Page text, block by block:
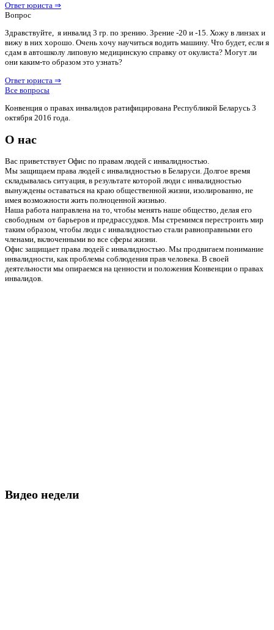
Ответ юриста ⇒
Вопрос
Здравствуйте, я инвалид 3 гр. по зрению. Зрение -20 и -15. Хожу в линзах и
вижу в них хорошо. Очень хочу научиться водить машину. Что будет, если я
сдам в автошколу липовую медицинскую справку от окулиста? Могут ли
они каким-то образом это узнать?
Ответ юриста ⇒
Все вопросы
Конвенция о правах инвалидов ратифицирована Республикой Беларусь 3
октября 2016 года.
О нас
Вас приветствует Офис по правам людей с инвалидностью.
Мы защищаем права людей с инвалидностью в Беларуси. Долгое время
складывалась ситуация, в результате которой люди с инвалидностью
вынуждены оставаться на краю общественной жизни, изолированно, не
имея возможности жить полноценной жизнью.
Наша работа направлена на то, чтобы менять наше общество, делая его
свободным от барьеров и предрассудков. Мы стремимся перестроить мир
таким образом, чтобы люди с инвалидностью стали равноправными его
членами, включенными во все сферы жизни.
Офис защищает права людей с инвалидностью. Мы продвигаем понимание
инвалидности, как проблемы соблюдения прав человека. В своей
деятельности мы опираемся на ценности и положения Конвенции о правах
инвалидов.
Видео недели